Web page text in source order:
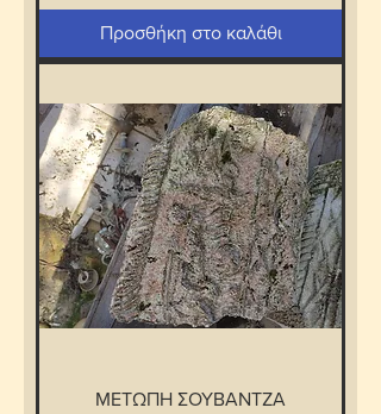
Προσθήκη στο καλάθι
ΜΕΤΩΠΗ ΣΟΥΒΑΝΤΖΑ